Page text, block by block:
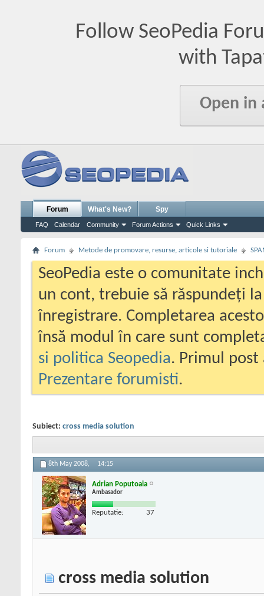
Follow SeoPedia
with
Open in
Forum
FAQ Calendar Community Forum Actions Quick Links
What's New? Spy
Forum Metode de promovare, resurse, articole si tutoriale
SeoPedia este o comunitate
un cont, trebuie să răspundeți
înregistrare. Completarea
însă modul în care sunt
si politica Seopedia. Primul
Prezentare forumisti.
Subiect: cross media solution
8th May 2008, 14:15
Adrian Poputoaia
Ambasador
Reputatie: 37
cross media solution